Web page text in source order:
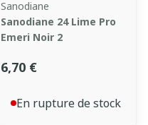
Sanodiane
Sanodiane 24 Lime Pro
Emeri Noir 2
6,70 €
En rupture de stock